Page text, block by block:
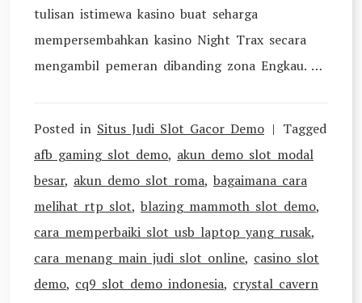
tulisan istimewa kasino buat seharga
mempersembahkan kasino Night Trax secara
mengambil pemeran dibanding zona Engkau. …
Posted in Situs Judi Slot Gacor Demo
Tagged
afb gaming slot demo, akun demo slot modal
besar, akun demo slot roma, bagaimana cara
melihat rtp slot, blazing mammoth slot demo,
cara memperbaiki slot usb laptop yang rusak,
cara menang main judi slot online, casino slot
demo, cq9 slot demo indonesia, crystal cavern